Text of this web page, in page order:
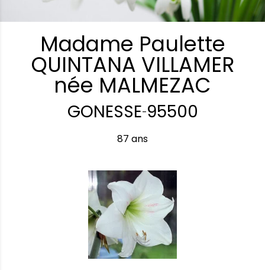
Madame Paulette
QUINTANA VILLAMER
née MALMEZAC
GONESSE-95500
87 ans